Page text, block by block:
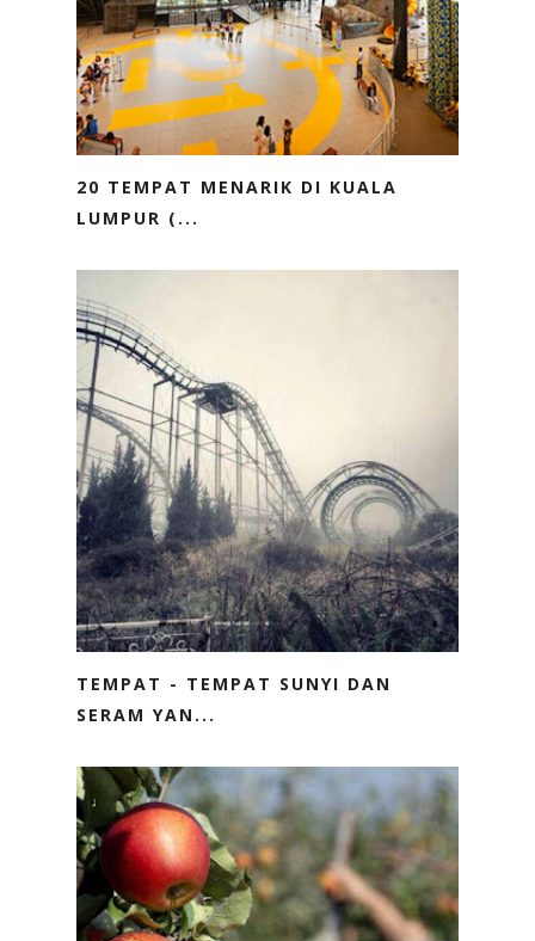
20 TEMPAT MENARIK DI KUALA
LUMPUR (...
TEMPAT - TEMPAT SUNYI DAN
SERAM YAN...